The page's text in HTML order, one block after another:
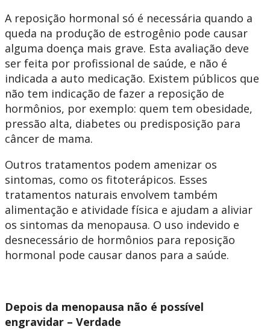
A reposição hormonal só é necessária quando a
queda na produção de estrogênio pode causar
alguma doença mais grave. Esta avaliação deve
ser feita por profissional de saúde, e não é
indicada a auto medicação. Existem públicos que
não tem indicação de fazer a reposição de
hormônios, por exemplo: quem tem obesidade,
pressão alta, diabetes ou predisposição para
câncer de mama.
Outros tratamentos podem amenizar os
sintomas, como os fitoterápicos. Esses
tratamentos naturais envolvem também
alimentação e atividade física e ajudam a aliviar
os sintomas da menopausa. O uso indevido e
desnecessário de hormônios para reposição
hormonal pode causar danos para a saúde.
Depois da menopausa não é possível
engravidar – Verdade